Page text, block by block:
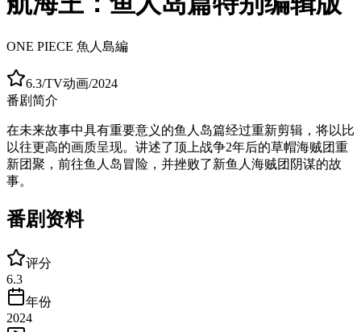
ONE PIECE 魚人島編
6.3/TV动画/2024
番剧简介
在未来故事中具有重要意义的鱼人岛篇经过重新剪辑，将以比
以往更高的画质呈现。讲述了顶上战争2年后的草帽海贼团重
新团聚，前往鱼人岛冒险，并挫败了新鱼人海贼团阴谋的故
事。
番剧资料
评分
6.3
年份
2024